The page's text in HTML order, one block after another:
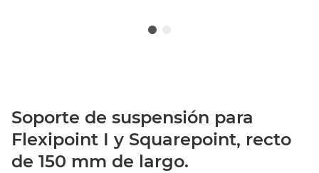
Soporte de suspensión para
Flexipoint I y Squarepoint, recto
de 150 mm de largo.